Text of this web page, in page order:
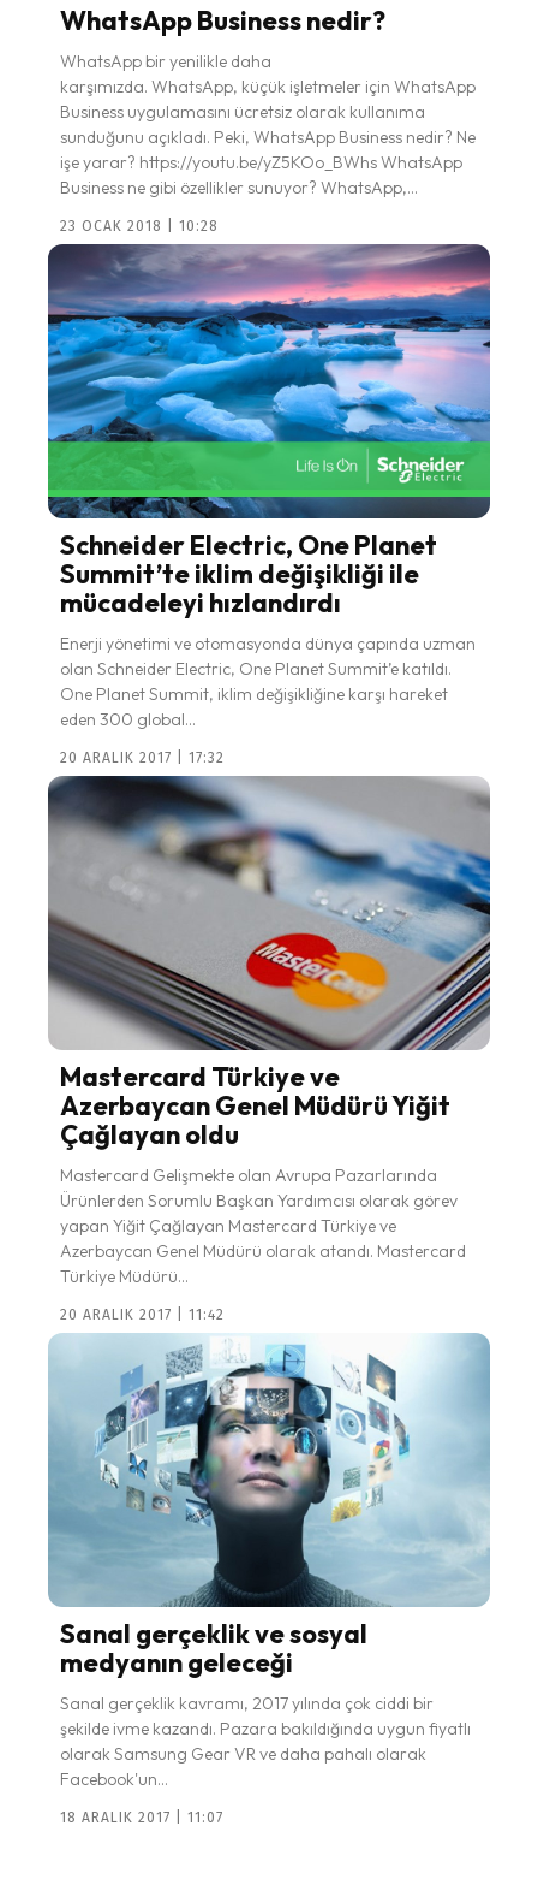
WhatsApp Business nedir?
WhatsApp bir yenilikle daha
karşımızda. WhatsApp, küçük işletmeler için WhatsApp
Business uygulamasını ücretsiz olarak kullanıma
sunduğunu açıkladı. Peki, WhatsApp Business nedir? Ne
işe yarar? https://youtu.be/yZ5KOo_BWhs WhatsApp
Business ne gibi özellikler sunuyor? WhatsApp,...
23 OCAK 2018 | 10:28
Schneider Electric, One Planet
Summit’te iklim değişikliği ile
mücadeleyi hızlandırdı
Enerji yönetimi ve otomasyonda dünya çapında uzman
olan Schneider Electric, One Planet Summit’e katıldı.
One Planet Summit, iklim değişikliğine karşı hareket
eden 300 global...
20 ARALIK 2017 | 17:32
Mastercard Türkiye ve
Azerbaycan Genel Müdürü Yiğit
Çağlayan oldu
Mastercard Gelişmekte olan Avrupa Pazarlarında
Ürünlerden Sorumlu Başkan Yardımcısı olarak görev
yapan Yiğit Çağlayan Mastercard Türkiye ve
Azerbaycan Genel Müdürü olarak atandı. Mastercard
Türkiye Müdürü...
20 ARALIK 2017 | 11:42
Sanal gerçeklik ve sosyal
medyanın geleceği
Sanal gerçeklik kavramı, 2017 yılında çok ciddi bir
şekilde ivme kazandı. Pazara bakıldığında uygun fiyatlı
olarak Samsung Gear VR ve daha pahalı olarak
Facebook'un...
18 ARALIK 2017 | 11:07